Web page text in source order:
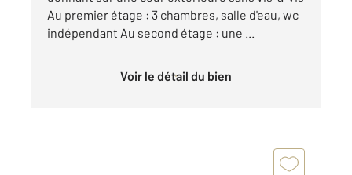
Au premier étage : 3 chambres, salle d'eau, wc
indépendant Au second étage : une ...
Voir le détail du bien